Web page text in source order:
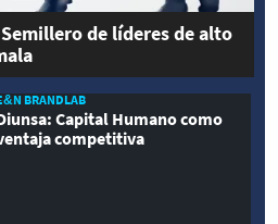
de líderes de alto
BRANDLAB
Capital Humano como
competitiva